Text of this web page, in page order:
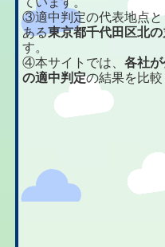
③適中判定の代表地点
ある東京都千代田区北
す。
④本サイトでは、各社
の適中判定の結果を比較